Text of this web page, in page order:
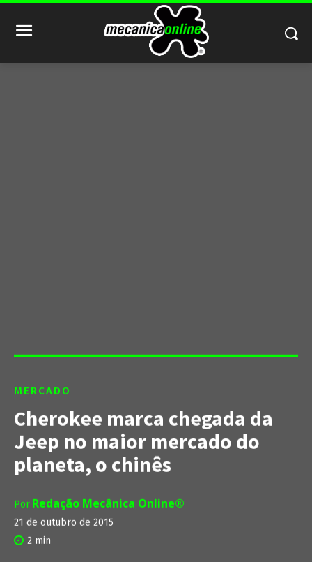
MERCADO
Cherokee marca chegada da
Jeep no maior mercado do
planeta, o chinês
Por Redação Mecânica Online®
21 de outubro de 2015
2 min